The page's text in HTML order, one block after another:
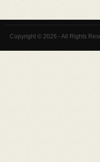
Copyright © 2026 - All Rights